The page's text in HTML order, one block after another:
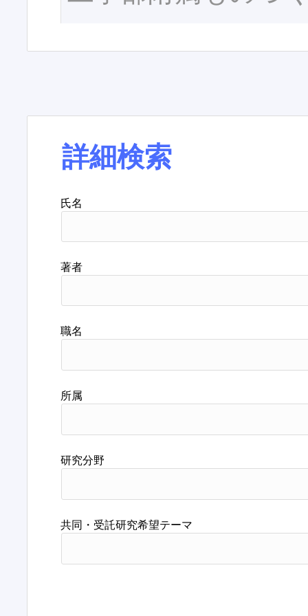
詳細検索
氏名
著者
職名
所属
研究分野
共同・受託研究希望テーマ